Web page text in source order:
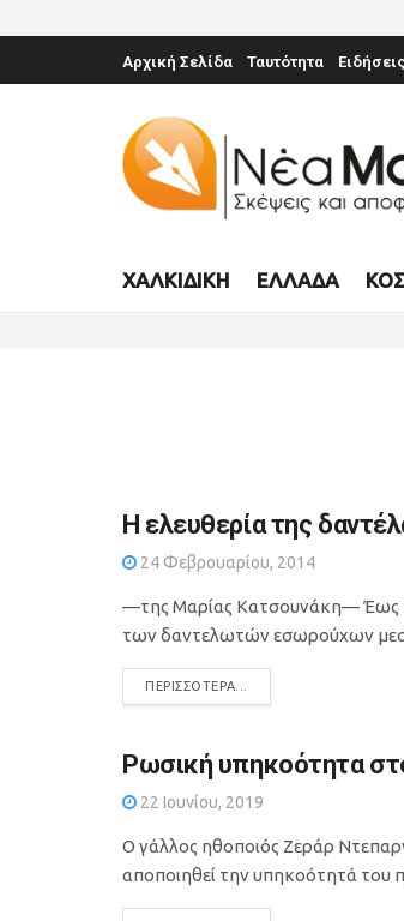
Αρχική Σελίδα Ταυτότητα
ΧΑΛΚΙΔΙΚΉ ΕΛΛΆΔΑ
Η ελευθερία της
24 Φεβρουαρίου, 2014
—της Μαρίας Κατσουνάκη— Έως
των δαντελωτών εσωρούχων
ΠΕΡΙΣΣΌΤΕΡΑ...
Ρωσική υπηκοότητα
22 Ιουνίου, 2019
Ο γάλλος ηθοποιός Ζεράρ
αποποιηθεί την υπηκοότητά του